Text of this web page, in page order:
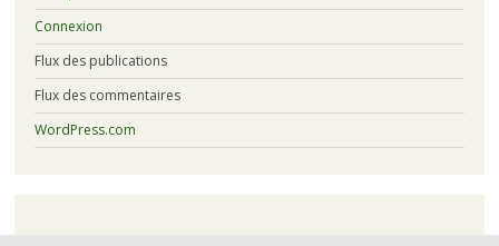
Connexion
Flux des publications
Flux des commentaires
WordPress.com